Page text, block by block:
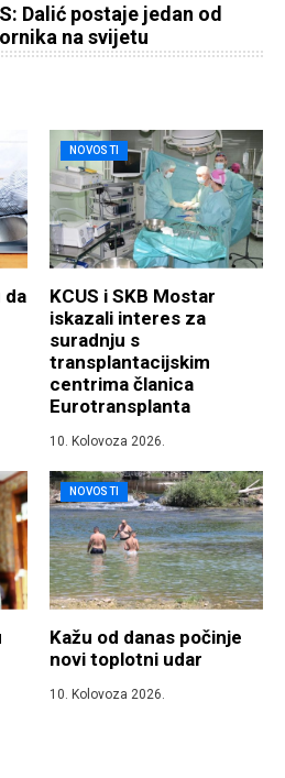
Dalić postaje jedan od
na svijetu
da
NOVOSTI
KCUS i SKB Mostar
iskazali interes za
suradnju s
transplantacijskim
centrima članica
Eurotransplanta
10. Kolovoza 2026.
NOVOSTI
Kažu od danas počinje
novi toplotni udar
10. Kolovoza 2026.